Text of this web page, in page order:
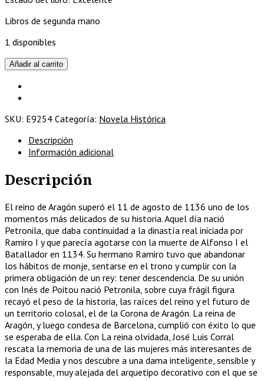
Libros de segunda mano
1 disponibles
La
reina
olvidada
cantidad
Añadir al carrito
SKU: E9254 Categoría: Novela Histórica
Descripción
Información adicional
Descripción
El reino de Aragón superó el 11 de agosto de 1136 uno de los
momentos más delicados de su historia. Aquel día nació
Petronila, que daba continuidad a la dinastía real iniciada por
Ramiro I y que parecía agotarse con la muerte de Alfonso I el
Batallador en 1134. Su hermano Ramiro tuvo que abandonar
los hábitos de monje, sentarse en el trono y cumplir con la
primera obligación de un rey: tener descendencia. De su unión
con Inés de Poitou nació Petronila, sobre cuya frágil figura
recayó el peso de la historia, las raíces del reino y el futuro de
un territorio colosal, el de la Corona de Aragón. La reina de
Aragón, y luego condesa de Barcelona, cumplió con éxito lo que
se esperaba de ella. Con La reina olvidada, José Luis Corral
rescata la memoria de una de las mujeres más interesantes de
la Edad Media y nos descubre a una dama inteligente, sensible y
responsable, muy alejada del arquetipo decorativo con el que se